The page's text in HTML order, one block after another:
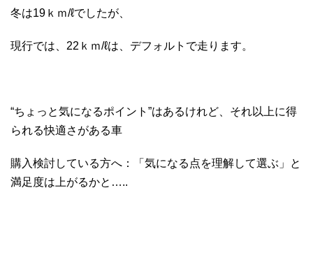
冬は19ｋｍ/ℓでしたが、
現行では、22ｋｍ/ℓは、デフォルトで走ります。
“ちょっと気になるポイント”はあるけれど、それ以上に得
られる快適さがある車
購入検討している方へ：「気になる点を理解して選ぶ」と
満足度は上がるかと…..